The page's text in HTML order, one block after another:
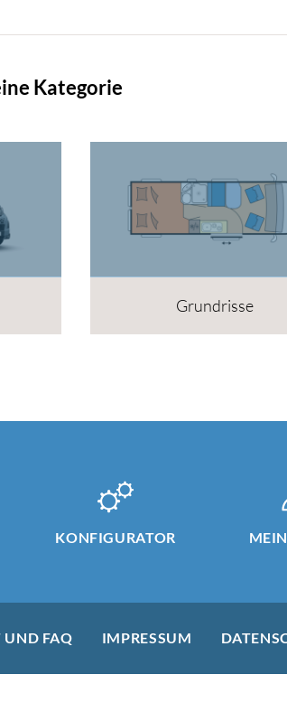
Kategorie
Grundrisse
KONFIGURATOR
UND FAQ IMPRESSUM